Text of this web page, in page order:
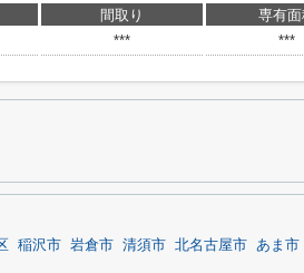
間取り 専有面
*** ***
稲沢市 岩倉市 清須市 北名古屋市 あま市